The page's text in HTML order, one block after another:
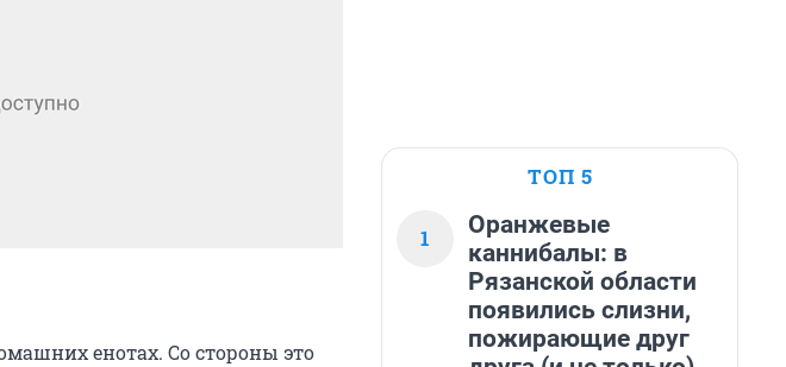
енотах. Со стороны это
ТОП 5
1
Оранжевые
каннибалы: в
Рязанской области
появились слизни,
пожирающие друг